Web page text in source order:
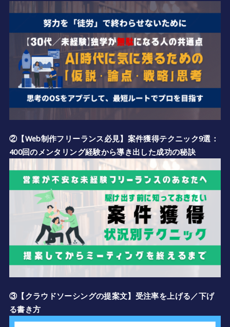
②【Web制作フリーランス必見】案件獲得テクニック9選：
400回のメンタリング経験から導き出した成功の秘訣
③【クラウドソーシングの提案文】受注率を上げる／下げ
る書き方